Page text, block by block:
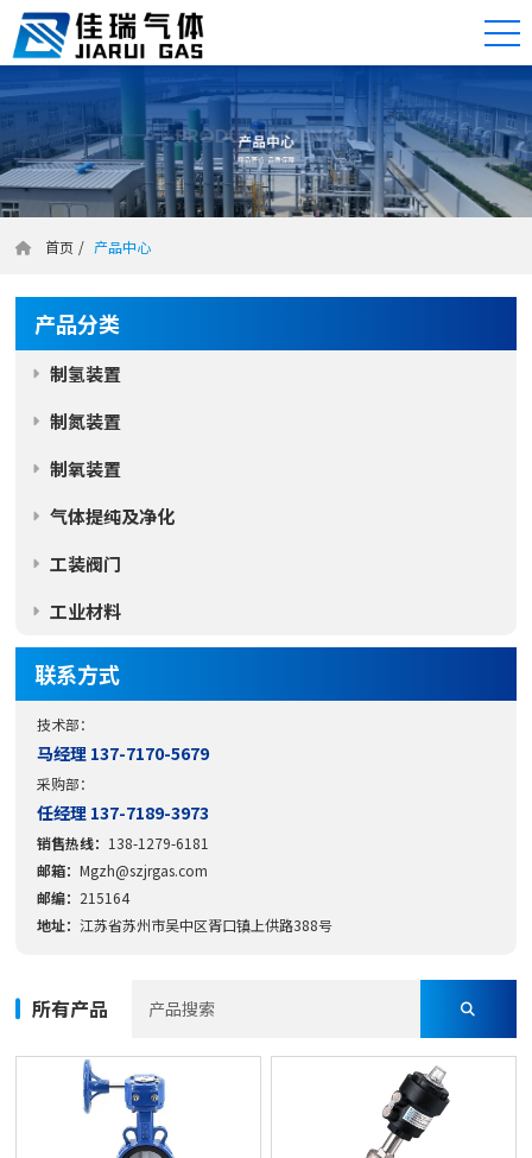
首页 / 产品中心
产品分类
制氢装置
制氮装置
制氧装置
气体提纯及净化
工装阀门
工业材料
联系方式
技术部：
马经理 137-7170-5679
采购部：
任经理 137-7189-3973
销售热线： 138-1279-6181
邮箱： Mgzh@szjrgas.com
邮编： 215164
地址： 江苏省苏州市吴中区胥口镇上供路388号
所有产品